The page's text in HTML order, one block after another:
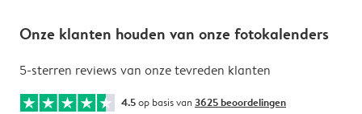
Onze klanten houden van onze fotokalenders
5-sterren reviews van onze tevreden klanten
4.5op basis van 3625 beoordelingen